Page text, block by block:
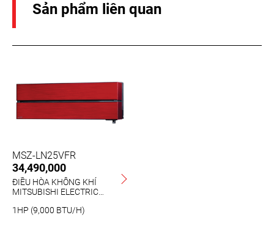
Sản phẩm liên quan
MSZ-LN25VFR
34,490,000
ĐIỀU HÒA KHÔNG KHÍ
MITSUBISHI ELECTRIC
BTU/h)
1HP (9,000 BTU/H)